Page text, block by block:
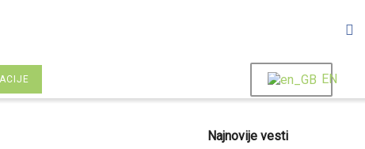
EN
Najnovije vesti